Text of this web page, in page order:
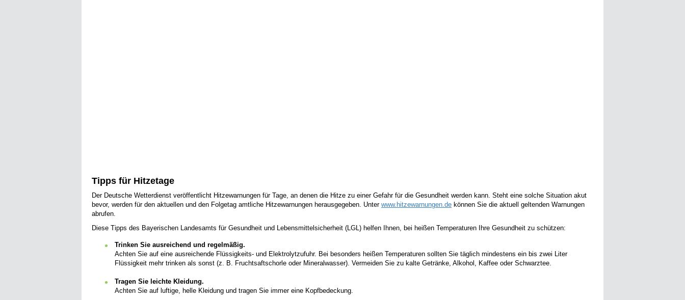
Tipps für Hitzetage
Der Deutsche Wetterdienst veröffentlicht Hitzewarnungen für Tage, an denen die Hitze zu einer Gefahr für die Gesundheit werden kann. Steht eine solche Situation akut
bevor, werden für den aktuellen und den Folgetag amtliche Hitzewarnungen herausgegeben. Unter www.hitzewarnungen.de können Sie die aktuell geltenden Warnungen
abrufen.
Diese Tipps des Bayerischen Landesamts für Gesundheit und Lebensmittelsicherheit (LGL) helfen Ihnen, bei heißen Temperaturen Ihre Gesundheit zu schützen:
Trinken Sie ausreichend und regelmäßig.
Achten Sie auf eine ausreichende Flüssigkeits- und Elektrolytzufuhr. Bei besonders heißen Temperaturen sollten Sie täglich mindestens ein bis zwei Liter
Flüssigkeit mehr trinken als sonst (z. B. Fruchtsaftschorle oder Mineralwasser). Vermeiden Sie zu kalte Getränke, Alkohol, Kaffee oder Schwarztee.
Tragen Sie leichte Kleidung.
Achten Sie auf luftige, helle Kleidung und tragen Sie immer eine Kopfbedeckung.